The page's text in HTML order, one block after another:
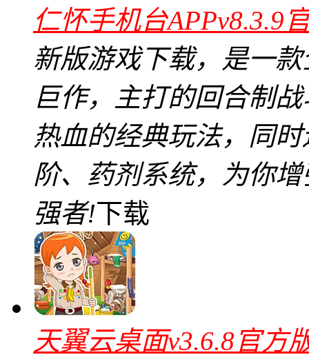
仁怀手机台APPv8.3.9
新版游戏下载，是一
巨作，主打的回合制
热血的经典玩法，同
阶、药剂系统，为你
强者!下载
天翼云桌面v3.6.8官方